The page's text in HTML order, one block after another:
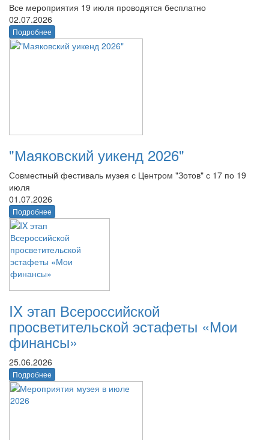
Все мероприятия 19 июля проводятся бесплатно
02.07.2026
Подробнее
"Маяковский уикенд 2026"
Совместный фестиваль музея с Центром "Зотов" с 17 по 19
июля
01.07.2026
Подробнее
IX этап Всероссийской
просветительской эстафеты «Мои
финансы»
25.06.2026
Подробнее